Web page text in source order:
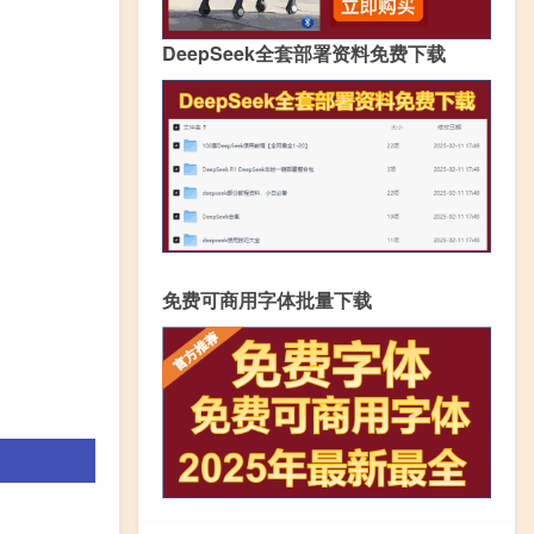
DeepSeek全套部署资料免费下载
免费可商用字体批量下载